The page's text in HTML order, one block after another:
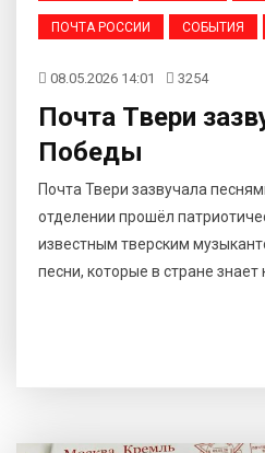
ПОЧТА РОССИИ СОБЫТИЯ
08.05.2026 14:01 3254
Почта Твери
Победы
Почта Твери зазвучала
отделении прошёл
известным тверским
песни, которые в стране знает